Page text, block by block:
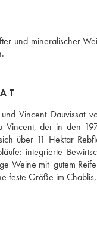
und mineralischer
Vincent Dauvissat
der in den
über 11 Hektar
integrierte
Weine mit  gutem
feste Größe im